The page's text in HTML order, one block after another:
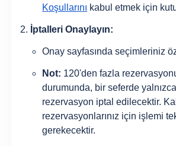
Koşullarını kabul etmek için
İptalleri Onaylayın:
Onay sayfasında seçimleriniz
Not: 120'den fazla
durumunda, bir seferde
rezervasyon iptal edilecektir.
rezervasyonlarınız için işlemi
gerekecektir.